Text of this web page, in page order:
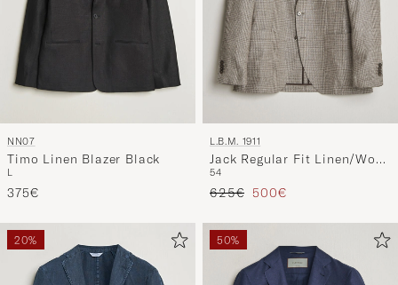
NN07
Timo Linen Blazer Black
L
375€
L.B.M. 1911
Jack Regular Fit Linen/Wool
Checked Blazer Taupe
54
Regulärer Preis
625€ Reduzierter Preis
500€
20% 50%